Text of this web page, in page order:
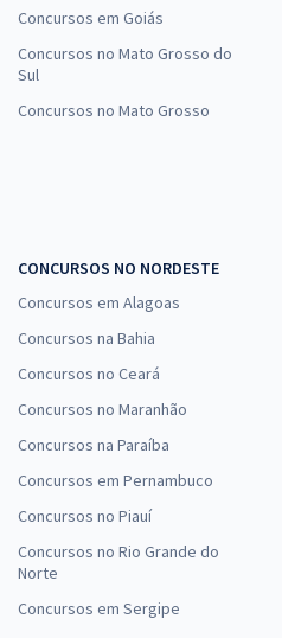
Concursos em Goiás
Concursos no Mato Grosso do
Sul
Concursos no Mato Grosso
CONCURSOS NO NORDESTE
Concursos em Alagoas
Concursos na Bahia
Concursos no Ceará
Concursos no Maranhão
Concursos na Paraíba
Concursos em Pernambuco
Concursos no Piauí
Concursos no Rio Grande do
Norte
Concursos em Sergipe